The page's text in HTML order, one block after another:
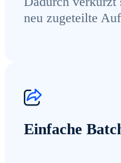
neu zugeteilte
Einfache